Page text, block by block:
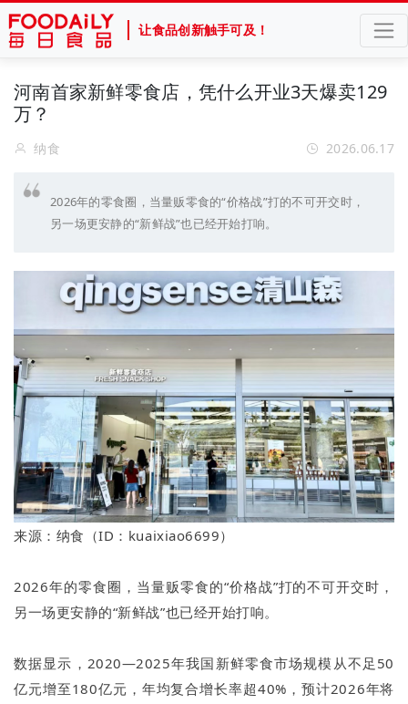
让食品创新触手可及！
河南首家新鲜零食店，凭什么开业3天爆卖129
万？
纳食 2026.06.17
2026年的零食圈，当量贩零食的“价格战”打的不可开交时，
另一场更安静的“新鲜战”也已经开始打响。
来源：纳食（ID：kuaixiao6699）
2026年的零食圈，当量贩零食的“价格战”打的不可开交时，
另一场更安静的“新鲜战”也已经开始打响。
数据显示，2020—2025年我国新鲜零食市场规模从不足50
亿元增至180亿元，年均复合增长率超40%，预计2026年将